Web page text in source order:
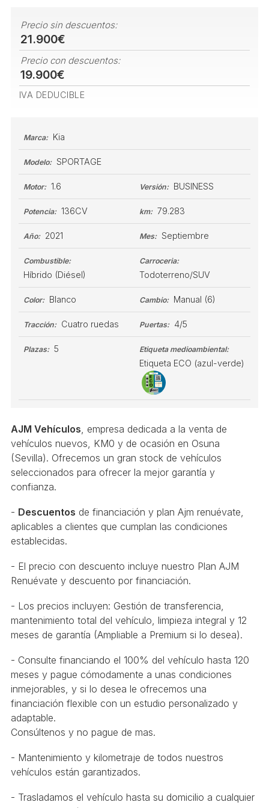
Precio sin descuentos:
21.900€
Precio con descuentos:
19.900€
IVA DEDUCIBLE
Marca: Kia
Modelo: SPORTAGE
Motor: 1.6 Versión: BUSINESS
Potencia: 136CV km: 79.283
Año: 2021 Mes: Septiembre
Combustible:
Híbrido (Diésel)
Carroceria:
Todoterreno/SUV
Color: Blanco Cambio: Manual (6)
Tracción: Cuatro ruedas Puertas: 4/5
Plazas: 5 Etiqueta medioambiental:
Etiqueta ECO (azul-verde)
AJM Vehículos, empresa dedicada a la venta de
vehículos nuevos, KM0 y de ocasión en Osuna
(Sevilla). Ofrecemos un gran stock de vehículos
seleccionados para ofrecer la mejor garantía y
confianza.
- Descuentos de financiación y plan Ajm renuévate,
aplicables a clientes que cumplan las condiciones
establecidas.
- El precio con descuento incluye nuestro Plan AJM
Renuévate y descuento por financiación.
- Los precios incluyen: Gestión de transferencia,
mantenimiento total del vehículo, limpieza integral y 12
meses de garantía (Ampliable a Premium si lo desea).
- Consulte financiando el 100% del vehículo hasta 120
meses y pague cómodamente a unas condiciones
inmejorables, y si lo desea le ofrecemos una
financiación flexible con un estudio personalizado y
adaptable.
Consúltenos y no pague de mas.
- Mantenimiento y kilometraje de todos nuestros
vehículos están garantizados.
- Trasladamos el vehículo hasta su domicilio a cualquier